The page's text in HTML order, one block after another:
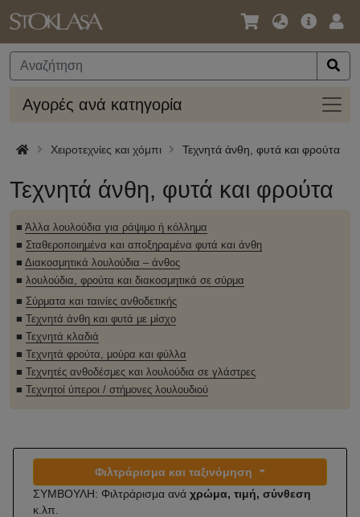
Γλώσσα
Νόμισμα
Κύρια
Αγορές ανά κατηγορία
ανά
Χειροτεχνίες και χόμπι Τεχνητά άνθη, φυτά και φρούτα
Τεχνητά άνθη, φυτά και φρούτα
■ Άλλα λουλούδια για ράψιμο ή κόλλημα
■ Σταθεροποιημένα και αποξηραμένα φυτά και άνθη
■ Διακοσμητικά λουλούδια – άνθος
■ λουλούδια, φρούτα και διακοσμητικά σε σύρμα
■ Σύρματα και ταινίες ανθοδετικής
■
Τεχνητά άνθη και φυτά με μίσχο
■
Τεχνητά κλαδιά
■
Τεχνητά φρούτα, μούρα και φύλλα
■
Τεχνητές ανθοδέσμες και λουλούδια σε γλάστρες
■
Τεχνητοί ύπεροι / στήμονες λουλουδιού
Φιλτράρισμα και ταξινόμηση
ΣΥΜΒΟΥΛΗ: Φιλτράρισμα ανά χρώμα, τιμή, σύνθεση
κ.λπ.